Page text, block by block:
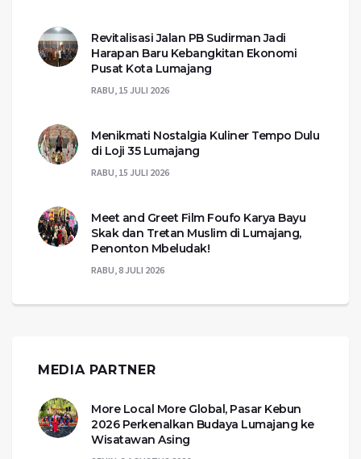
Revitalisasi Jalan PB Sudirman Jadi
Harapan Baru Kebangkitan Ekonomi
Pusat Kota Lumajang
RABU, 15 JULI 2026
Menikmati Nostalgia Kuliner Tempo Dulu
di Loji 35 Lumajang
RABU, 15 JULI 2026
Meet and Greet Film Foufo Karya Bayu
Skak dan Tretan Muslim di Lumajang,
Penonton Mbeludak!
RABU, 8 JULI 2026
MEDIA PARTNER
More Local More Global, Pasar Kebun
2026 Perkenalkan Budaya Lumajang ke
Wisatawan Asing